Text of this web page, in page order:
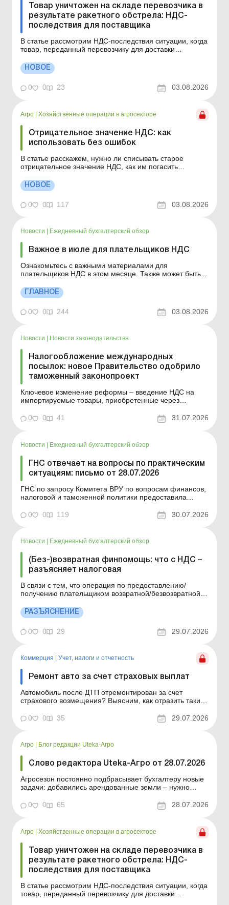
Товар уничтожен на складе перевозчика в
результате ракетного обстрела: НДС-
последствия для поставщика
В статье рассмотрим НДС-последствия ситуации, когда
товар, переданный перевозчику для доставки
перевозчик компенсировал поставщику его стоимость.
Когда сдавать НН, если товар передали перевозчику,
но покупатель его не получил? Первое событие уже...
НОВОЕ
0 0 23 03.08.2026
Агро | Хозяйственные операции в агросекторе
Отрицательное значение НДС: как
использовать без ошибок
В статье расскажем, нужно ли списывать старое
отрицательное значение НДС, как им погасить
НДС только ради налоговой нагрузки. 1. Нужно ли
списывать отрицательное значение НДС, которому уже
более 1 095 дней? Отметка «более трех лет» часто ...
НОВОЕ
0 0 117 03.08.2026
Новости Ежедневный бухгалтерский обзор
Важное в июле для плательщиков НДС
Ознакомьтесь с важными материалами для
плательщиков НДС в этом месяце. Также может быть
единщиков Важное в июле для работодателей
(Без-)возвратная финпомощь: что с НДС – разъясняет
регистрации...
ГЛАВНОЕ
0 0 244 03.08.2026
Новости Новости законодательства
Налогообложение международных
посылок: новое Правительство одобрило
таможенный законопроект
Ключевое изменение реформы – введение НДС на
импортируемые товары, приобретенные через
до 150 евро НДС не облагаются). Детали см. ниже.
доход...
0 0 41 31.07.2026
Новости | Ежедневный бухгалтерский обзор
ГНС отвечает на вопросы по практическим
ситуациям: письмо от 28.07.2026
ГНС по запросу Комитета ВРУ по вопросам финансов,
налоговой и таможенной политики предоставила
налогового законодательства Украины. Больше по
вопросы по практ...
0 0 119 30.07.2026
Новости | Ежедневный бухгалтерский обзор
(Без-)возвратная финпомощь: что с НДС –
разъясняет налоговая
В связи с тем, что операция по предоставлению/
получению плательщиком возвратной/безвозвратной
операций по поставке товаров/услуг, такая операция
не является объектом обложения НДС. Детали см.
помощь получена ...
РАЗЪЯСНЕНИЕ
0 0 29 29.07.2026
Коммерция Учет, налоги и отчетность
Ремонт авто за счет страховых выплат
Автомобиль после ДТП отремонтирован за счет
страхового возмещения? Выясним, как отразить такие
обязательства по НДС в зависимости от того, кому
страховая компания перечисляет средства –
Основные средства: р...
0 0 35 29.07.2026
Агро Блог редакции Uteka-Агро
Слово редактора Uteka-Агро от 28.07.2026
Агросезон постоянно подбрасывает бухгалтеру новые
задачи: добавились арендованные земли – нужно
есть расходы под урожай будущего года – следует
правильно показать незавершенное производство;
0 0 65 28.07.2026
Агро | Хозяйственные операции в агросекторе
Товар уничтожен на складе перевозчика в
результате ракетного обстрела: НДС-
последствия для поставщика
В статье рассмотрим НДС-последствия ситуации, когда
товар, переданный перевозчику для доставки